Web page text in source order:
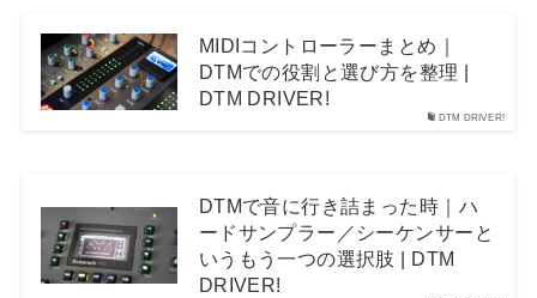
DTM DRIVER!
MIDIコントローラーまとめ｜
DTMでの役割と選び方を整理 |
DTM DRIVER!
DTMで音に行き詰まった時｜ハ
ードサンプラー／シーケンサーと
いうもう一つの選択肢 | DTM
DRIVER!